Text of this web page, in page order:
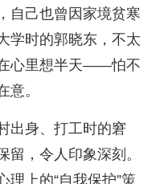
自己也曾因家境贫寒
学时的郭晓东，不太
心里想半天——怕不
意。
出身、打工时的窘
，令人印象深刻。
理上的“自我保护”策